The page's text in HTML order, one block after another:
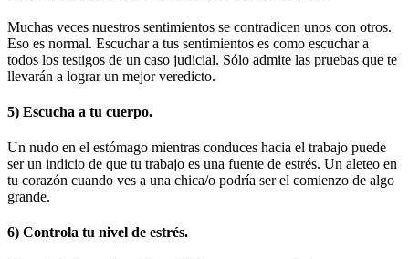
Muchas veces nuestros sentimientos se contradicen unos con otros.
Eso es normal. Escuchar a tus sentimientos es como escuchar a
todos los testigos de un caso judicial. Sólo admite las pruebas que te
llevarán a lograr un mejor veredicto.
5) Escucha a tu cuerpo.
Un nudo en el estómago mientras conduces hacia el trabajo puede
ser un indicio de que tu trabajo es una fuente de estrés. Un aleteo en
tu corazón cuando ves a una chica/o podría ser el comienzo de algo
grande.
6) Controla tu nivel de estrés.